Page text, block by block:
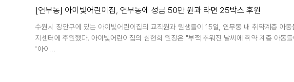
[연무동] 아이빛어린이집, 연무동에 성금 50만 원과 라면 25박스 후원
수원시 장안구에 있는 아이빛어린이집의 교직원과 원생들이 15일, 연무동 내 취약계층 아
지센터에 후원했다. 아이빛어린이집의 심현희 원장은 "부쩍 추워진 날씨에 취약 계층 아동
"아이…